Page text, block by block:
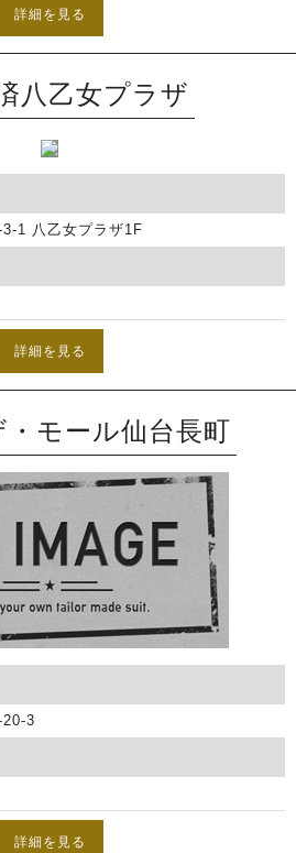
詳細を見る
八乙女プラザ
1 八乙女プラザ1F
詳細を見る
モール仙台長町
20-3
詳細を見る